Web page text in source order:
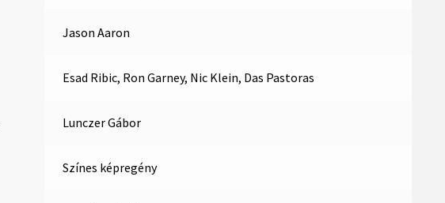
Jason Aaron
Esad Ribic, Ron Garney, Nic Klein, Das Pastoras
Lunczer Gábor
Színes képregény